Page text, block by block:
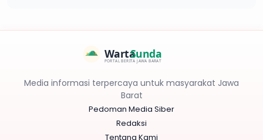
WartaSunda
PORTAL BERITA JAWA BARAT
Media informasi terpercaya untuk masyarakat Jawa
Barat
Pedoman Media Siber
Redaksi
Tentang Kami